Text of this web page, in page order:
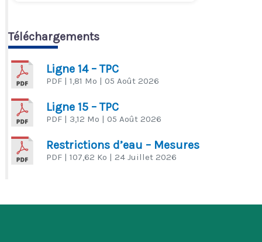
Téléchargements
Ligne 14 – TPC
PDF | 1,81 Mo | 05 Août 2026
Ligne 15 – TPC
PDF | 3,12 Mo | 05 Août 2026
Restrictions d’eau – Mesures
PDF | 107,62 Ko | 24 Juillet 2026